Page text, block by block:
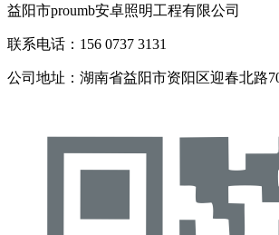
益阳市proumb安卓照明工程有限公司
联系电话：156 0737 3131
公司地址：湖南省益阳市资阳区迎春北路